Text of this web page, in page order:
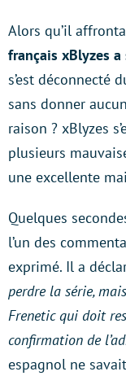
Alors qu’il
français xBlyzes
s’est déconnecté
sans donner
raison ? xBlyzes
plusieurs
une excellente
Quelques
l’un des
exprimé. Il a
perdre la série,
Frenetic qui doit
confirmation de
espagnol ne